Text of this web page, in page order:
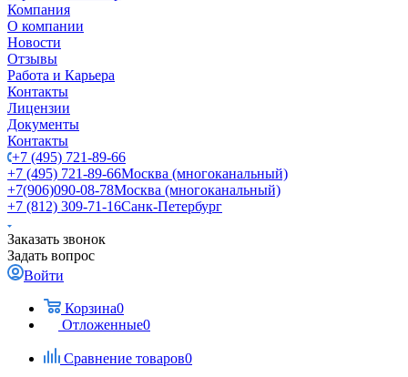
Компания
О компании
Новости
Отзывы
Работа и Карьера
Контакты
Лицензии
Документы
Контакты
+7 (495) 721-89-66
+7 (495) 721-89-66Москва (многоканальный)
+7(906)090-08-78Москва (многоканальный)
+7 (812) 309-71-16Санк-Петербург
Заказать звонок
Задать вопрос
Войти
Корзина0
Отложенные0
Сравнение товаров0